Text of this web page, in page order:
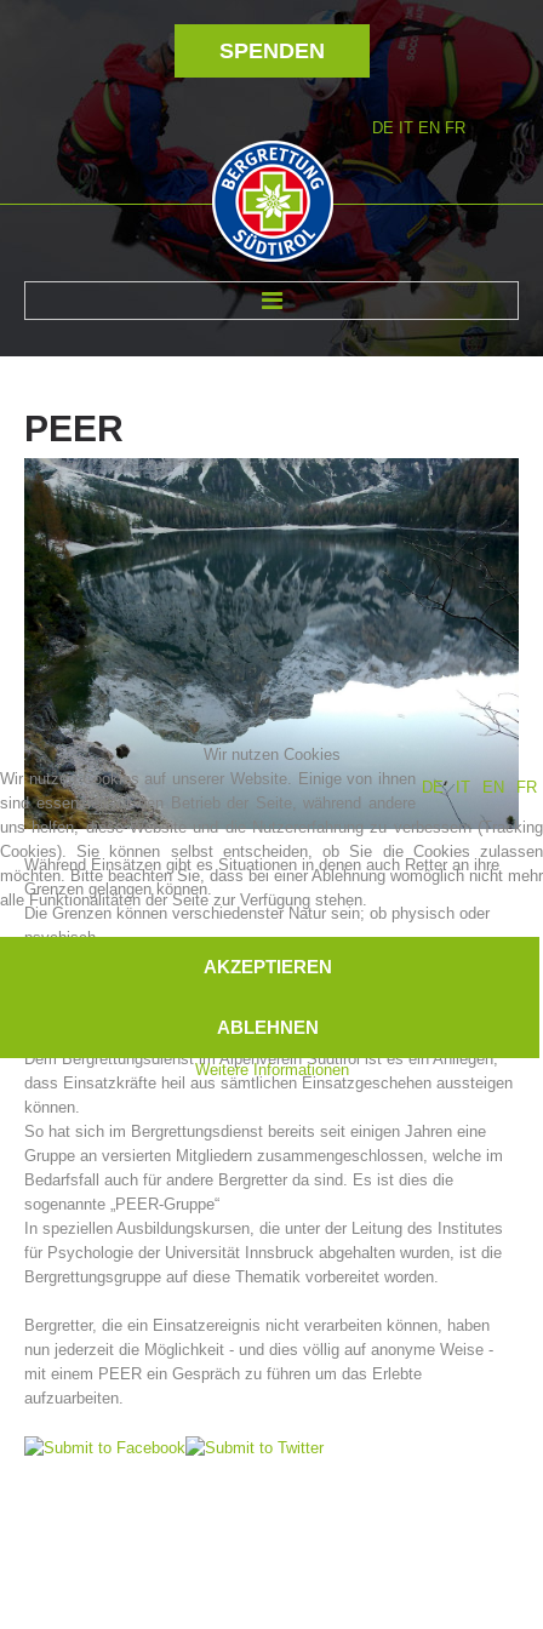
SPENDEN
DE IT EN FR
Vereinsgeschichte
Bergrettungsstellen
PEER
Während Einsätzen gibt es Situationen in denen auch Retter an ihre
Grenzen gelangen können.
Die Grenzen können verschiedenster Natur sein; ob physisch oder
psychisch.
Man kann von einem Bergretter nicht verlangen, dass er wie eine
Einsätze gehen Jedem Nahe! In welcher Form auch immer.
Dem Bergrettungsdienst im Alpenverein Südtirol ist es ein Anliegen,
dass Einsatzkräfte heil aus sämtlichen Einsatzgeschehen aussteigen
können.
So hat sich im Bergrettungsdienst bereits seit einigen Jahren eine
Gruppe an versierten Mitgliedern zusammengeschlossen, welche im
Bedarfsfall auch für andere Bergretter da sind. Es ist dies die
sogenannte „PEER-Gruppe“
In speziellen Ausbildungskursen, die unter der Leitung des Institutes
für Psychologie der Universität Innsbruck abgehalten wurden, ist die
Bergrettungsgruppe auf diese Thematik vorbereitet worden.
Bergretter, die ein Einsatzereignis nicht verarbeiten können, haben
nun jederzeit die Möglichkeit - und dies völlig auf anonyme Weise -
mit einem PEER ein Gespräch zu führen um das Erlebte
aufzuarbeiten.
Wir nutzen Cookies
DE
IT EN FR
Wir nutzen Cookies auf unserer Website. Einige von ihnen
sind essenziell für den Betrieb der Seite, während andere
uns helfen, diese Website und die Nutzererfahrung zu verbessern (Tracking
Cookies). Sie können selbst entscheiden, ob Sie die Cookies zulassen
möchten. Bitte beachten Sie, dass bei einer Ablehnung womöglich nicht mehr
alle Funktionalitäten der Seite zur Verfügung stehen.
AKZEPTIEREN
ABLEHNEN
Weitere Informationen